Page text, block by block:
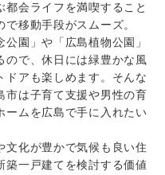
会ライフを満喫すること
移動手段がスムーズ。
園」や「広島植物公園」
ので、休日には緑豊かな風
ドアも楽しめます。そんな
市は子育て支援や男性の育
ームを広島で手に入れたい
文化が豊かで気候も良い住
築一戸建てを検討する価値